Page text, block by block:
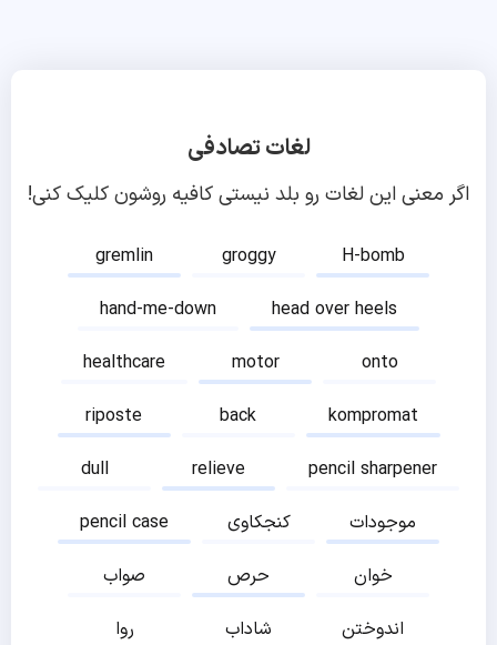
لغات تصادفی
اگر معنی این لغات رو بلد نیستی کافیه روشون کلیک کنی!
gremlin groggy
H-bomb
hand-me-down
head over heels
healthcare
motor
onto
riposte
back
kompromat
dull
relieve
pencil sharpener
pencil case
کنجکاوی
موجودات
صواب
حرص
خوان
روا
شاداب
اندوختن